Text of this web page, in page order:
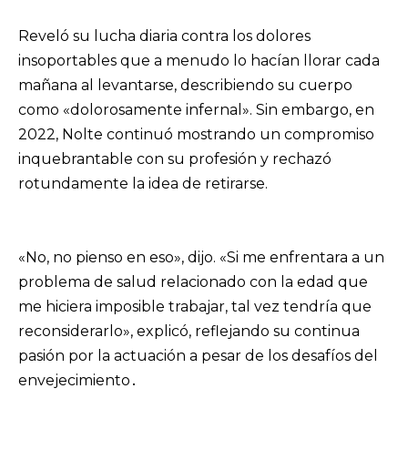
Reveló su lucha diaria contra los dolores
insoportables que a menudo lo hacían llorar cada
mañana al levantarse, describiendo su cuerpo
como «dolorosamente infernal». Sin embargo, en
2022, Nolte continuó mostrando un compromiso
inquebrantable con su profesión y rechazó
rotundamente la idea de retirarse.
«No, no pienso en eso», dijo. «Si me enfrentara a un
problema de salud relacionado con la edad que
me hiciera imposible trabajar, tal vez tendría que
reconsiderarlo», explicó, reflejando su continua
pasión por la actuación a pesar de los desafíos del
envejecimiento․